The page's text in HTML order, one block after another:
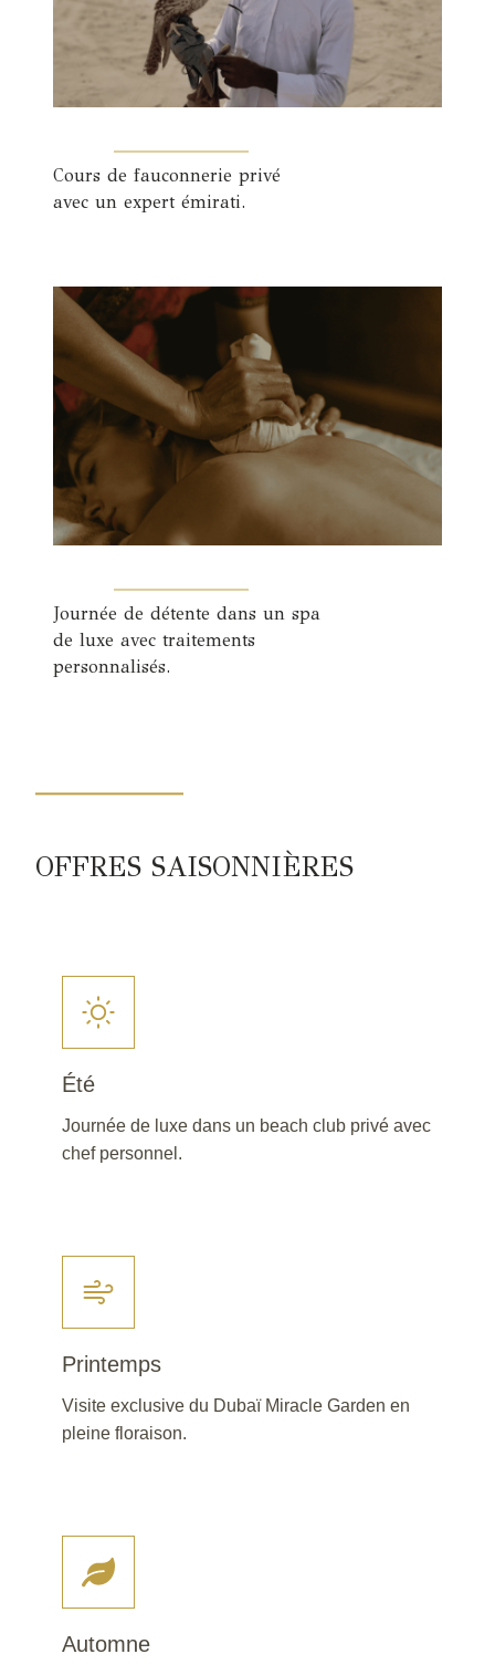
Cours de fauconnerie privé
avec un expert émirati.
Journée de détente dans un spa
de luxe avec traitements
personnalisés.
OFFRES SAISONNIÈRES
Été
Journée de luxe dans un beach club privé avec
chef personnel.
Printemps
Visite exclusive du Dubaï Miracle Garden en
pleine floraison.
Automne